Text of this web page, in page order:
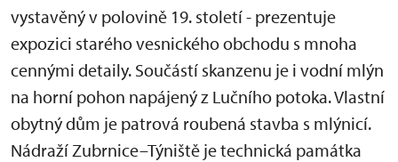
vystavěný v polovině 19. století - prezentuje
expozici starého vesnického obchodu s mnoha
cennými detaily. Součástí skanzenu je i vodní mlýn
na horní pohon napájený z Lučního potoka. Vlastní
obytný dům je patrová roubená stavba s mlýnicí.
Nádraží Zubrnice–Týniště je technická památka